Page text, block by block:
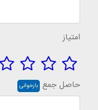
امتیاز
حاصل جمع بازخوانی